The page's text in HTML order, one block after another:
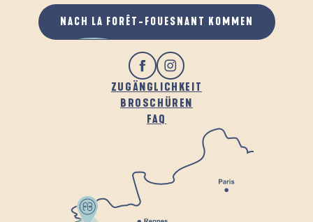
ZUGÄNGLICHKEIT
BROSCHÜREN
FAQ
NACH LA FORÊT-FOUESNANT KOMMEN